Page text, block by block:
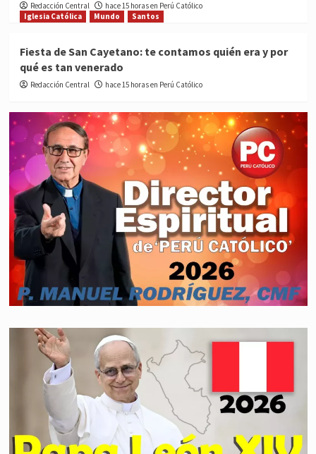
Redacción Central
hace 15 horas en Perú Católico
Iglesia Católica
Mundo Santos
Fiesta de San Cayetano: te contamos quién era y por
qué es tan venerado
Redacción Central hace 15 horas en Perú Católico